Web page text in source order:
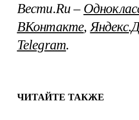
Вести.Ru –
ВКонтакте,
Telegram.
ЧИТАЙТЕ ТАКЖЕ